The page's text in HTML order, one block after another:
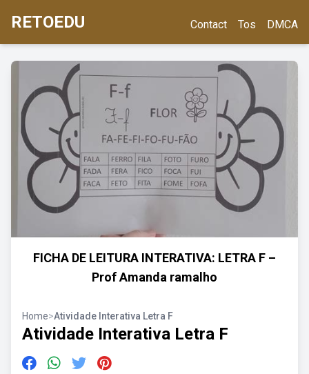
RETOEDU Contact Tos DMCA
FICHA DE LEITURA INTERATIVA: LETRA F –
Prof Amanda ramalho
Home>Atividade Interativa Letra F
Atividade Interativa Letra F